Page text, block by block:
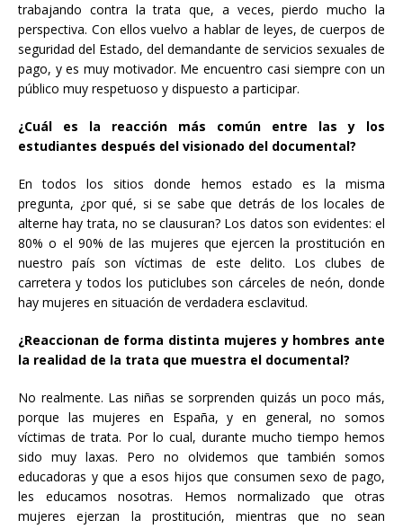
trabajando contra la trata que, a veces, pierdo mucho la
perspectiva. Con ellos vuelvo a hablar de leyes, de cuerpos de
seguridad del Estado, del demandante de servicios sexuales de
pago, y es muy motivador. Me encuentro casi siempre con un
público muy respetuoso y dispuesto a participar.
¿Cuál es la reacción más común entre las y los
estudiantes después del visionado del documental?
En todos los sitios donde hemos estado es la misma
pregunta, ¿por qué, si se sabe que detrás de los locales de
alterne hay trata, no se clausuran? Los datos son evidentes: el
80% o el 90% de las mujeres que ejercen la prostitución en
nuestro país son víctimas de este delito. Los clubes de
carretera y todos los puticlubes son cárceles de neón, donde
hay mujeres en situación de verdadera esclavitud.
¿Reaccionan de forma distinta mujeres y hombres ante
la realidad de la trata que muestra el documental?
No realmente. Las niñas se sorprenden quizás un poco más,
porque las mujeres en España, y en general, no somos
víctimas de trata. Por lo cual, durante mucho tiempo hemos
sido muy laxas. Pero no olvidemos que también somos
educadoras y que a esos hijos que consumen sexo de pago,
les educamos nosotras. Hemos normalizado que otras
mujeres ejerzan la prostitución, mientras que no sean